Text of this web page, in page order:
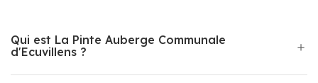
Qui est La Pinte Auberge Communale
d'Ecuvillens ?